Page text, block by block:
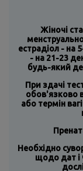
Жіночі
естрадіол - на
- на 21-23
будь-який
При здачі
обов'язково
або термін
Необхідно
щодо дат і